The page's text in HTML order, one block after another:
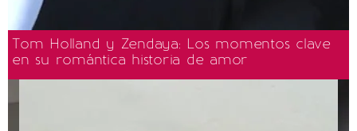
Tom Holland y Zendaya: Los momentos clave
en su romántica historia de amor